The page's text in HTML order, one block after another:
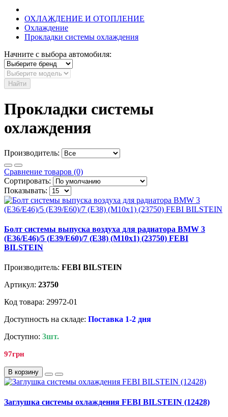
ОХЛАЖДЕНИЕ И ОТОПЛЕНИЕ
Охлаждение
Прокладки системы охлаждения
Начните с выбора автомобиля:
Найти
Прокладки системы
охлаждения
Производитель:
Сравнение товаров (0)
Сортировать:
Показывать:
Болт системы выпуска воздуха для радиатора BMW 3
(E36/E46)/5 (E39/E60)/7 (E38) (M10x1) (23750) FEBI
BILSTEIN
Производитель: FEBI BILSTEIN
Артикул: 23750
Код товара: 29972-01
Доступность на складе: Поставка 1-2 дня
Доступно: 3шт.
97грн
В корзину
Заглушка системы охлаждения FEBI BILSTEIN (12428)